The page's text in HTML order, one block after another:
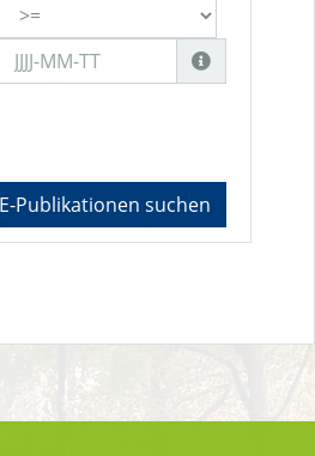
E-Publikationen suchen